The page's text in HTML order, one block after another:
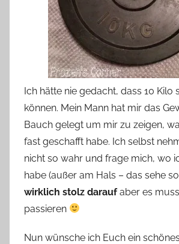
Ich hätte nie gedacht, dass 10 Kilo
können. Mein Mann hat mir das
Bauch gelegt um mir zu zeigen,
fast geschafft habe. Ich selbst
nicht so wahr und frage mich, wo
habe (außer am Hals – das sehe
wirklich stolz daraufaber es
passieren
Nun wünsche ich Euch ein